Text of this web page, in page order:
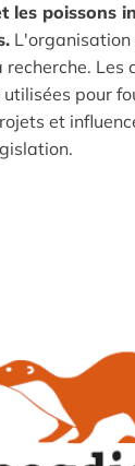
les poissons
Les
pour
et